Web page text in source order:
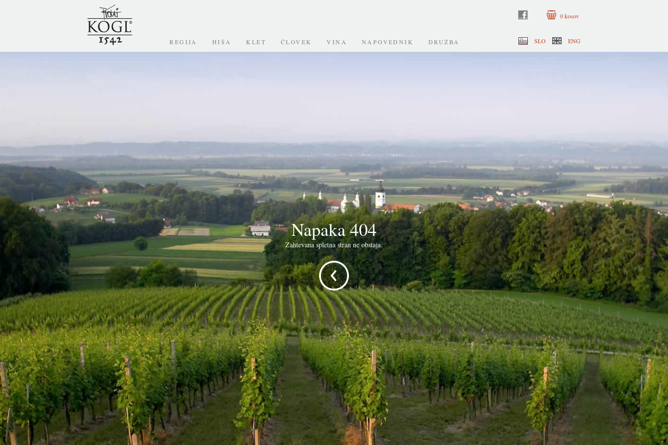
REGIJA HIŠA KLET ČLOVEK VINA NAPOVEDNIK DRUŽBA
0kosov
SLO ENG
Napaka 404
Zahtevana spletna stran ne obstaja.